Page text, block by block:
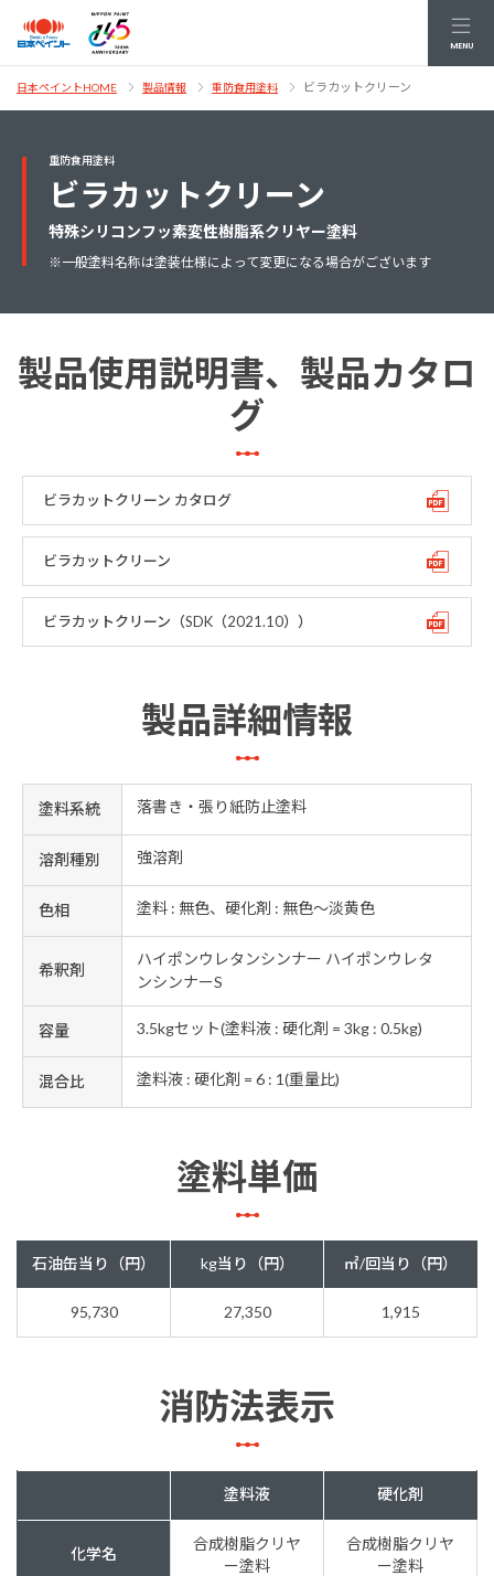
MENU
日本ペイントHOME 製品情報 重防食用塗料 ビラカットクリーン
重防食用塗料
ビラカットクリーン
特殊シリコンフッ素変性樹脂系クリヤー塗料
※一般塗料名称は塗装仕様によって変更になる場合がございます
製品使用説明書、製品カタロ
グ
ビラカットクリーン カタログ
ビラカットクリーン
ビラカットクリーン（SDK（2021.10））
製品詳細情報
塗料系統 落書き・張り紙防止塗料
溶剤種別 強溶剤
色相 塗料 : 無色、硬化剤 : 無色〜淡黄色
希釈剤
ハイポンウレタンシンナー ハイポンウレタ
ンシンナーS
容量 3.5kgセット(塗料液 : 硬化剤 = 3kg : 0.5kg)
混合比 塗料液 : 硬化剤 = 6 : 1(重量比)
塗料単価
石油缶当り（円） kg当り（円） ㎡/回当り（円）
95,730 27,350 1,915
消防法表示
塗料液 硬化剤
化学名
合成樹脂クリヤ
ー塗料
合成樹脂クリヤ
ー塗料